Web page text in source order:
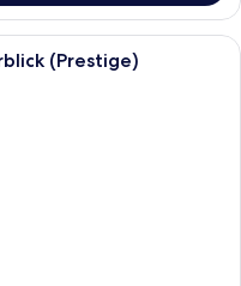
Zimmer, Terrasse,
(Prestige)